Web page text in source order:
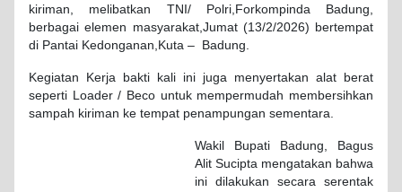
kiriman, melibatkan TNI/ Polri,Forkompinda Badung,
berbagai elemen masyarakat,Jumat (13/2/2026) bertempat
di Pantai Kedonganan,Kuta – Badung.
Kegiatan Kerja bakti kali ini juga menyertakan alat berat
seperti Loader / Beco untuk mempermudah membersihkan
sampah kiriman ke tempat penampungan sementara.
Wakil Bupati Badung, Bagus
Alit Sucipta mengatakan bahwa
ini dilakukan secara serentak